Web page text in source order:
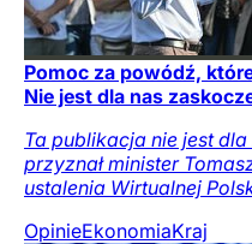
Pomoc za powódź,
Nie jest dla nas
Ta publikacja nie jest
przyznał minister
ustalenia Wirtualnej
OpinieEkonomiaKraj